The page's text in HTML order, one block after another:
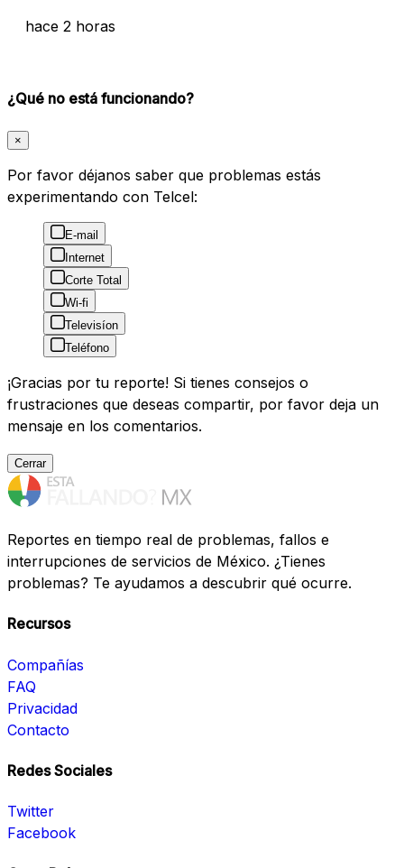
hace 2 horas
¿Qué no está funcionando?
×
Por favor déjanos saber que problemas estás
experimentando con Telcel:
E-mail
Internet
Corte Total
Wi-fi
Televisíon
Teléfono
¡Gracias por tu reporte! Si tienes consejos o
frustraciones que deseas compartir, por favor deja un
mensaje en los comentarios.
Cerrar
Reportes en tiempo real de problemas, fallos e
interrupciones de servicios de México. ¿Tienes
problemas? Te ayudamos a descubrir qué ocurre.
Recursos
Compañías
FAQ
Privacidad
Contacto
Redes Sociales
Twitter
Facebook